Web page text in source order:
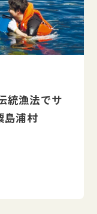
統漁法でサ
島浦村